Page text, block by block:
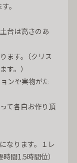
。
台は高さのあ
ます。（クリス
す。）
ンや実物がた
て各自お作り頂
なります。１レ
間1.5時間位）